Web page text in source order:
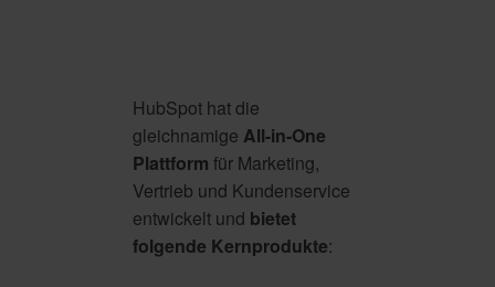
HubSpot hat die
gleichnamige All-in-One
Plattform für Marketing,
Vertrieb und Kundenservice
entwickelt und bietet
folgende Kernprodukte: